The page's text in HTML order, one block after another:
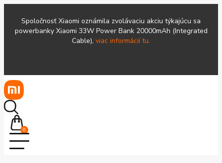
Spoločnosť Xiaomi oznámila zvolávaciu akciu týkajúcu sa
powerbanky Xiaomi 33W Power Bank 20000mAh (Integrated
Cable), viac informácií tu.
0